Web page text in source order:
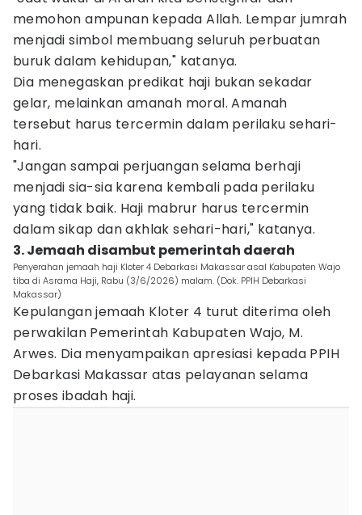
memohon ampunan kepada Allah. Lempar jumrah
menjadi simbol membuang seluruh perbuatan
buruk dalam kehidupan," katanya.
Dia menegaskan predikat haji bukan sekadar
gelar, melainkan amanah moral. Amanah
tersebut harus tercermin dalam perilaku sehari-
hari.
"Jangan sampai perjuangan selama berhaji
menjadi sia-sia karena kembali pada perilaku
yang tidak baik. Haji mabrur harus tercermin
dalam sikap dan akhlak sehari-hari," katanya.
3. Jemaah disambut pemerintah daerah
Penyerahan jemaah haji Kloter 4 Debarkasi Makassar asal Kabupaten Wajo
tiba di Asrama Haji, Rabu (3/6/2026) malam. (Dok. PPIH Debarkasi
Makassar)
Kepulangan jemaah Kloter 4 turut diterima oleh
perwakilan Pemerintah Kabupaten Wajo, M.
Arwes. Dia menyampaikan apresiasi kepada PPIH
Debarkasi Makassar atas pelayanan selama
proses ibadah haji.